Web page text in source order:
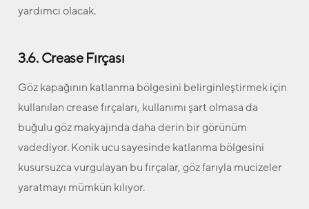
yardımcı olacak.
3.6. Crease Fırçası
Göz kapağının katlanma bölgesini belirginleştirmek için
kullanılan crease fırçaları, kullanımı şart olmasa da
buğulu göz makyajında daha derin bir görünüm
vadediyor. Konik ucu sayesinde katlanma bölgesini
kusursuzca vurgulayan bu fırçalar, göz farıyla mucizeler
yaratmayı mümkün kılıyor.